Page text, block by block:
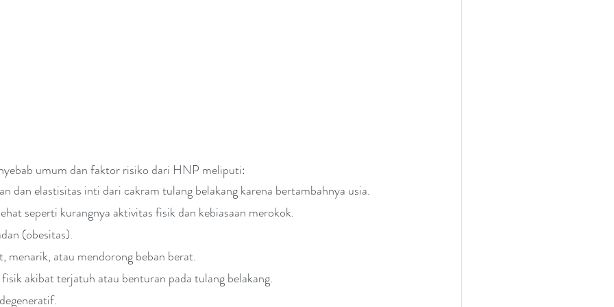
umum dan faktor risiko dari HNP meliputi:
dan elastisitas inti dari cakram tulang belakang karena bertambahnya usia.
seperti kurangnya aktivitas fisik dan kebiasaan merokok.
(obesitas).
menarik, atau mendorong beban berat.
akibat terjatuh atau benturan pada tulang belakang.